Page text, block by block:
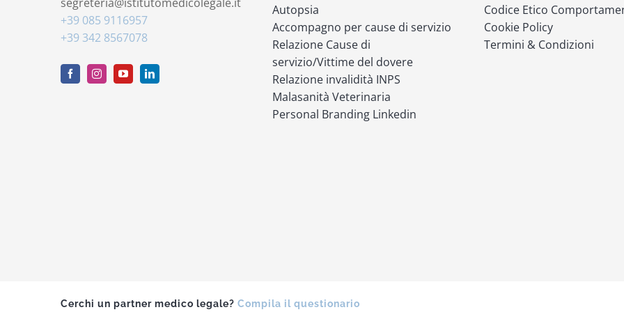
+39 085 9116957
+39 342 8567078
Autopsia
Accompagno per cause di servizio
Relazione Cause di
servizio/Vittime del dovere
Relazione invalidità INPS
Malasanità Veterinaria
Personal Branding Linkedin
Codice Etico
Cookie Policy
Termini & Condizioni
Cerchi un partner medico legale? Compila il questionario